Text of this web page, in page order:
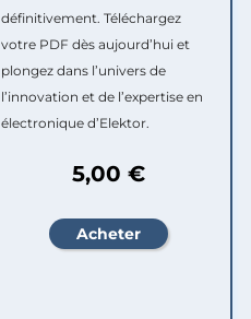
définitivement. Téléchargez
votre PDF dès aujourd’hui et
plongez dans l’univers de
l’innovation et de l’expertise en
électronique d’Elektor.
5,00 €